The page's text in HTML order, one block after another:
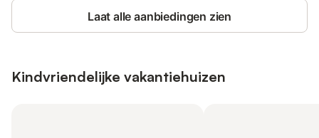
Laat alle aanbiedingen zien
Kindvriendelijke vakantiehuizen